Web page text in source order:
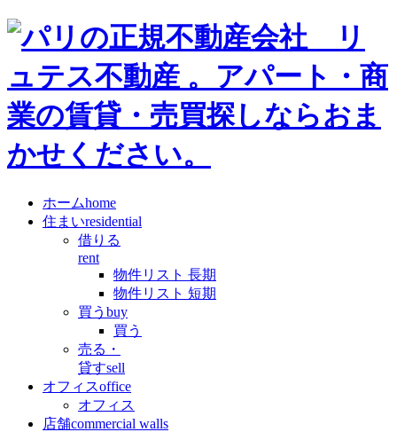
ホームhome
住まいresidential
借りる
rent
物件リスト 長期
物件リスト 短期
買う buy
買う
売る・
貸すsell
オフィスoffice
オフィス
店舗commercial walls